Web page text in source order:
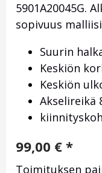
5901A20045G.
sopivuus
Suurin
Keskiön
Keskiön
Akselireikä
99,00 € *
Toimituksen